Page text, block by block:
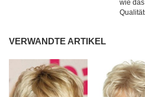
wie
VERWANDTE ARTIKEL